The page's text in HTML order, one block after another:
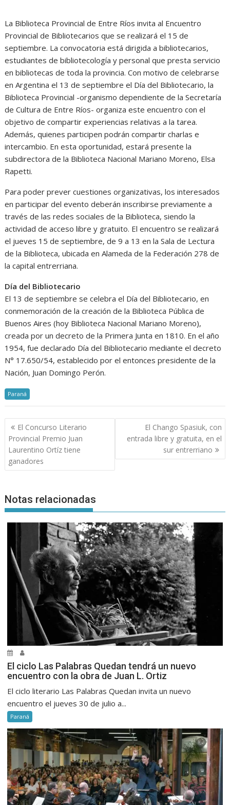
La Biblioteca Provincial de Entre Ríos invita al Encuentro
Provincial de Bibliotecarios que se realizará el 15 de
septiembre. La convocatoria está dirigida a bibliotecarios,
estudiantes de bibliotecología y personal que presta servicio
en bibliotecas de toda la provincia. Con motivo de celebrarse
en Argentina el 13 de septiembre el Día del Bibliotecario, la
Biblioteca Provincial -organismo dependiente de la Secretaría
de Cultura de Entre Ríos- organiza este encuentro con el
objetivo de compartir experiencias relativas a la tarea.
Además, quienes participen podrán compartir charlas e
intercambio. En esta oportunidad, estará presente la
subdirectora de la Biblioteca Nacional Mariano Moreno, Elsa
Rapetti.
Para poder prever cuestiones organizativas, los interesados
en participar del evento deberán inscribirse previamente a
través de las redes sociales de la Biblioteca, siendo la
actividad de acceso libre y gratuito. El encuentro se realizará
el jueves 15 de septiembre, de 9 a 13 en la Sala de Lectura
de la Biblioteca, ubicada en Alameda de la Federación 278 de
la capital entrerriana.
Día del Bibliotecario
El 13 de septiembre se celebra el Día del Bibliotecario, en
conmemoración de la creación de la Biblioteca Pública de
Buenos Aires (hoy Biblioteca Nacional Mariano Moreno),
creada por un decreto de la Primera Junta en 1810. En el año
1954, fue declarado Día del Bibliotecario mediante el decreto
N° 17.650/54, establecido por el entonces presidente de la
Nación, Juan Domingo Perón.
Paraná
Navegación
de
entradas
El Concurso Literario
Provincial Premio Juan
Laurentino Ortíz tiene
ganadores
El Chango Spasiuk, con
entrada libre y gratuita, en el
sur entrerriano
Notas relacionadas
El ciclo Las Palabras Quedan tendrá un nuevo
encuentro con la obra de Juan L. Ortiz
El ciclo literario Las Palabras Quedan invita un nuevo
encuentro el jueves 30 de julio a...
Paraná